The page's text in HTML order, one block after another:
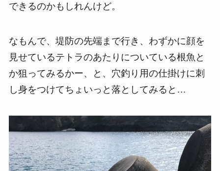
できるのかもしれんけど。
なもんで、堤防の先端まで行き、わずかに顔を
見せているテトラのあたりについている根魚と
か狙ってみるかー、と、穴釣り用の仕掛けに刺
し身をつけてちょいっと落としてみると…